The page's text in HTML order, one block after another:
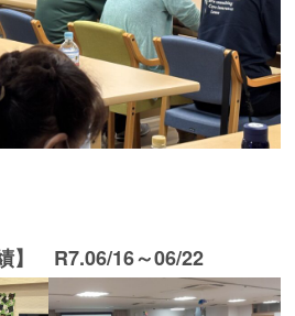
】 R7.06/16～06/22